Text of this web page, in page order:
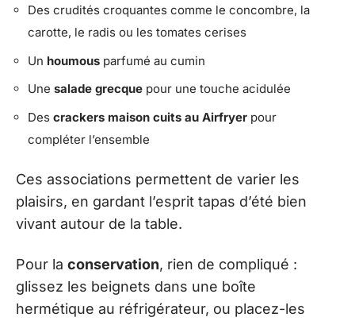
Des crudités croquantes comme le concombre, la
carotte, le radis ou les tomates cerises
Un houmous parfumé au cumin
Une salade grecque pour une touche acidulée
Des crackers maison cuits au Airfryer pour
compléter l’ensemble
Ces associations permettent de varier les
plaisirs, en gardant l’esprit tapas d’été bien
vivant autour de la table.
Pour la conservation, rien de compliqué :
glissez les beignets dans une boîte
hermétique au réfrigérateur, ou placez-les